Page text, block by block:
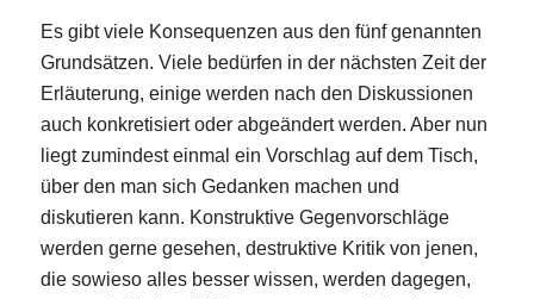
Es gibt viele Konsequenzen aus den fünf genannten
Grundsätzen. Viele bedürfen in der nächsten Zeit der
Erläuterung, einige werden nach den Diskussionen
auch konkretisiert oder abgeändert werden. Aber nun
liegt zumindest einmal ein Vorschlag auf dem Tisch,
über den man sich Gedanken machen und
diskutieren kann. Konstruktive Gegenvorschläge
werden gerne gesehen, destruktive Kritik von jenen,
die sowieso alles besser wissen, werden dagegen,